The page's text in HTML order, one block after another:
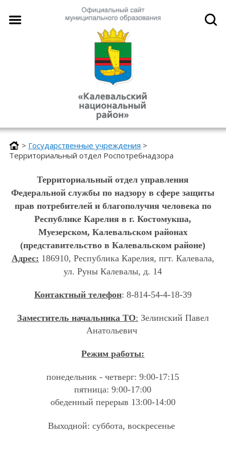
> Государственные учреждения >
Территориальный отдел Роспотребнадзора
Территориальный отдел управления
Федеральной службы по надзору в сферезащиты
прав потребителей и благополучия человека по
Республике Карелия в г.Костомукша,
Муезерском, Калевальском районах
(представительствов Калевальском районе)
Адрес: 186910, Республика Карелия, пгт. Калевала,
ул.РуныКалевалы,д. 14
Контактный телефон: 8-814-54-4-18-39
Заместитель начальника ТО: Зелинский Павел
Анатольевич
Режим работы:
понедельник - четверг: 9:00-17:15
пятница: 9:00-17:00
обеденный перерыв 13:00-14:00
Выходной: суббота, воскресенье